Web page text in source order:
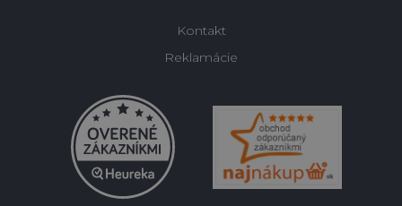
Kontakt
Reklamácie